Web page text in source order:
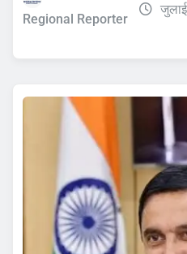
Regional Reporter